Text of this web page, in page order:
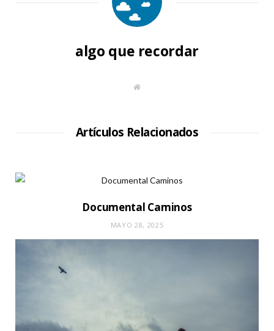
algo que recordar
S
W
Artículos Relacionados
Documental Caminos
MAYO 28, 2025